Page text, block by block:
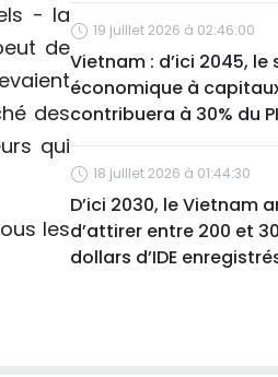
- la
de
des
qui
les
19 juillet 2026 à 02:46:00
Vietnam : d’ici 2045, le
économique à
contribuera à 30% du
18 juillet 2026 à 01:44:30
D’ici 2030, le Vietnam
d’attirer entre 200 et
dollars d’IDE